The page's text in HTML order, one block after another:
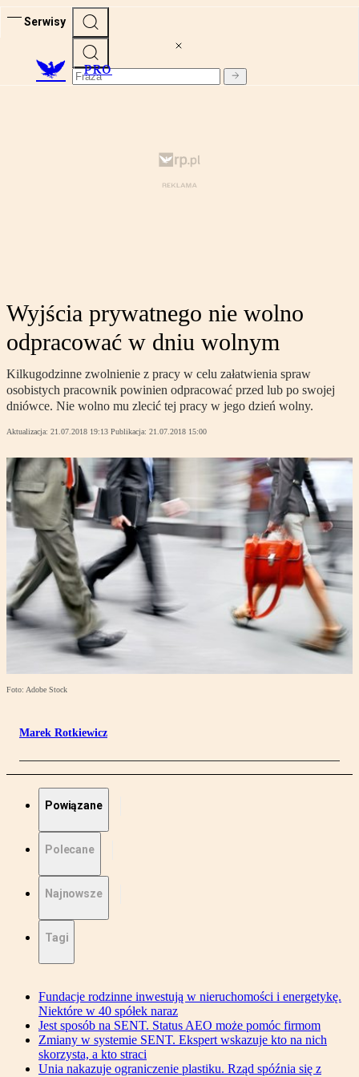
Serwisy
PRO
Wyjścia prywatnego nie wolno
odpracować w dniu wolnym
Kilkugodzinne zwolnienie z pracy w celu załatwienia spraw
osobistych pracownik powinien odpracować przed lub po swojej
dniówce. Nie wolno mu zlecić tej pracy w jego dzień wolny.
Aktualizacja: 21.07.2018 19:13 Publikacja: 21.07.2018 15:00
Foto: Adobe Stock
Marek Rotkiewicz
Powiązane
Polecane
Najnowsze
Tagi
Fundacje rodzinne inwestują w nieruchomości i energetykę.
Niektóre w 40 spółek naraz
Jest sposób na SENT. Status AEO może pomóc firmom
Zmiany w systemie SENT. Ekspert wskazuje kto na nich
skorzysta, a kto straci
Unia nakazuje ograniczenie plastiku. Rząd spóźnia się z